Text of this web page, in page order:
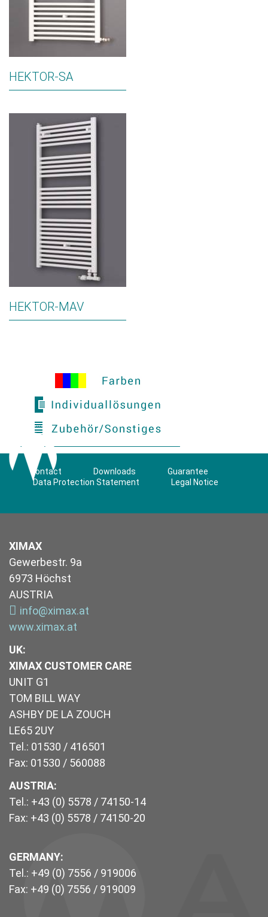
HEKTOR-SA
HEKTOR-MAV
Contact Downloads
Guarantee
Data Protection Statement
Legal Notice
XIMAX
Gewerbestr. 9a
6973 Höchst
AUSTRIA
info@ximax.at
www.ximax.at
UK:
XIMAX CUSTOMER CARE
UNIT G1
TOM BILL WAY
ASHBY DE LA ZOUCH
LE65 2UY
Tel.: 01530 / 416501
Fax: 01530 / 560088
AUSTRIA:
Tel.: +43 (0) 5578 / 74150-14
Fax: +43 (0) 5578 / 74150-20
GERMANY:
Tel.: +49 (0) 7556 / 919006
Fax: +49 (0) 7556 / 919009